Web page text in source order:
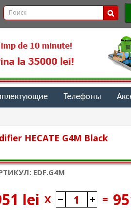
Телефоны
HECATE G4M Black
EDF.G4M
lei X =